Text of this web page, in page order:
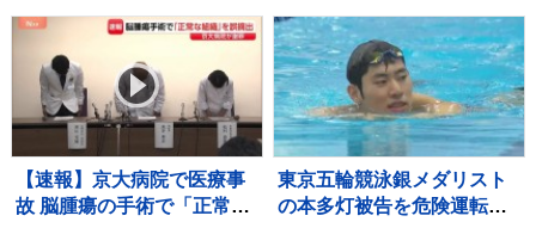
ちをお届け」 顔付きトラ
ックにためらいも〝自分の
ことを言ってる場合ではな
い〟
国税局 詐欺などの疑いで刑
事告発も
【速報】京大病院で医療事
故 脳腫瘍の手術で「正常な
東京五輪競泳銀メダリスト
の本多灯被告を危険運転傷